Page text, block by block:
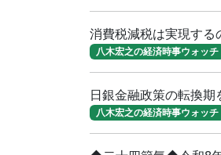
消費税減税は実現する
八木宏之の経済時事ウォッチ
日銀金融政策の転換期
八木宏之の経済時事ウォッチ